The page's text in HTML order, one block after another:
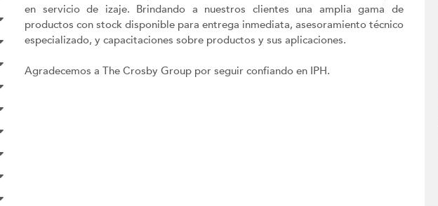
en servicio de izaje. Brindando a nuestros clientes una amplia gama de
productos con stock disponible para entrega inmediata, asesoramiento técnico
especializado, y capacitaciones sobre productos y sus aplicaciones.
Agradecemos a The Crosby Group por seguir confiando en IPH.